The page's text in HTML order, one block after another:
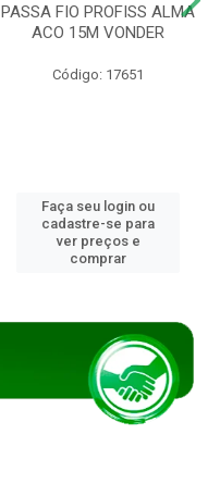
PASSA FIO PROFISS ALMA
ACO 15M VONDER
Código: 17651
Faça seu login ou
cadastre-se para
ver preços e
comprar